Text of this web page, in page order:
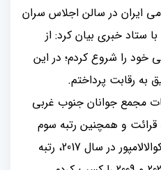
ایران در سالن اجلاس سران
ستاد خبری بیان کرد: از
خود را شروع کردم؛ در این
به رقابت پرداختم.
در مسابقات مجمع جوانان جنوب غربی
قرائت و همچنین رتبه سوم
قرائت در مسابقات بین‌الملی کوالالامپور در سال 2017، رتبه